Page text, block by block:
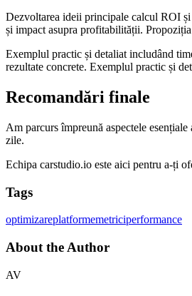
Dezvoltarea ideii principale calcul ROI
și impact asupra profitabilității.
Exemplul practic și detaliat includând
rezultate concrete. Exemplul practic și
Recomandări finale
Am parcurs împreună aspectele
zile.
Echipa carstudio.io este aici pentru a-ți
Tags
optimizareplatformemetriciperformance
About the Author
AV